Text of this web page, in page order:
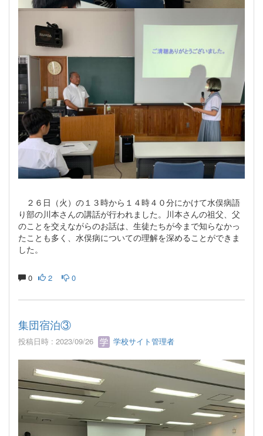
２６日（火）の１３時から１４時４０分にかけて水俣病語
り部の川本さんの講話が行われました。川本さんの祖父、父
のことを交えながらのお話は、生徒たちが今まで知らなかっ
たことも多く、水俣病についての理解を深めることができま
した。
0 2 0
集団宿泊③
投稿日時 : 2023/09/26 学校サイト管理者